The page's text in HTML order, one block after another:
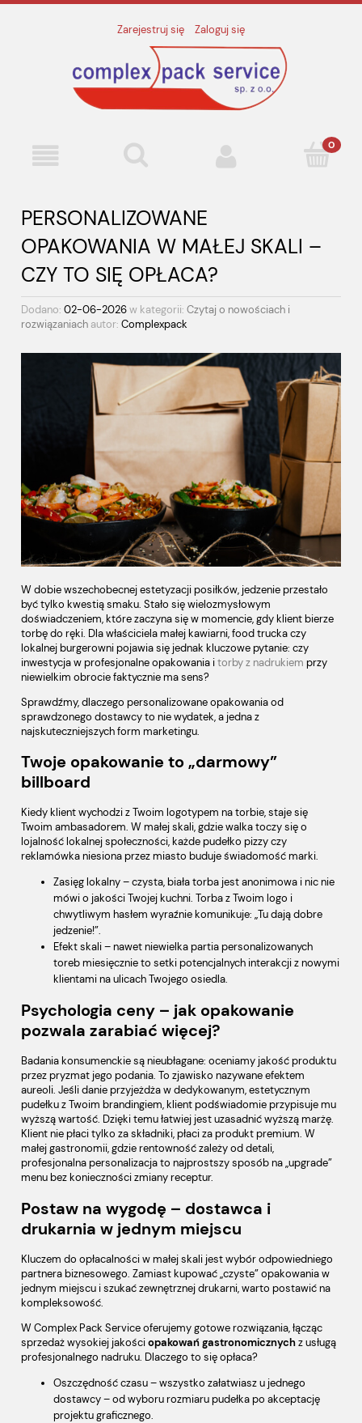
Zarejestruj się Zaloguj się
PERSONALIZOWANE
OPAKOWANIA W MAŁEJ SKALI –
CZY TO SIĘ OPŁACA?
Dodano: 02-06-2026w kategorii: Czytaj o nowościach i
rozwiązaniach autor: Complexpack
W dobie wszechobecnej estetyzacji posiłków, jedzenie przestało
być tylko kwestią smaku. Stało się wielozmysłowym
doświadczeniem, które zaczyna się w momencie, gdy klient bierze
torbę do ręki. Dla właściciela małej kawiarni, food trucka czy
lokalnej burgerowni pojawia się jednak kluczowe pytanie: czy
inwestycja w profesjonalne opakowania itorby z nadrukiem przy
niewielkim obrocie faktycznie ma sens?
Sprawdźmy, dlaczego personalizowane opakowania od
sprawdzonego dostawcy to nie wydatek, a jedna z
najskuteczniejszych form marketingu.
Twoje opakowanie to „darmowy”
billboard
Kiedy klient wychodzi z Twoim logotypem na torbie, staje się
Twoim ambasadorem. W małej skali, gdzie walka toczy się o
lojalność lokalnej społeczności, każde pudełko pizzy czy
reklamówka niesiona przez miasto buduje świadomość marki.
Zasięg lokalny – czysta, biała torba jest anonimowa i nic nie
mówi o jakości Twojej kuchni. Torba z Twoim logo i
chwytliwym hasłem wyraźnie komunikuje: „Tu dają dobre
jedzenie!”.
Efekt skali – nawet niewielka partia personalizowanych
toreb miesięcznie to setki potencjalnych interakcji z nowymi
klientami na ulicach Twojego osiedla.
Psychologia ceny – jak opakowanie
pozwala zarabiać więcej?
Badania konsumenckie są nieubłagane: oceniamy jakość produktu
przez pryzmat jego podania. To zjawisko nazywane efektem
aureoli. Jeśli danie przyjeżdża w dedykowanym, estetycznym
pudełku z Twoim brandingiem, klient podświadomie przypisuje mu
wyższą wartość. Dzięki temu łatwiej jest uzasadnić wyższą marżę.
Klient nie płaci tylko za składniki, płaci za produkt premium. W
małej gastronomii, gdzie rentowność zależy od detali,
profesjonalna personalizacja to najprostszy sposób na „upgrade”
menu bez konieczności zmiany receptur.
Postaw na wygodę – dostawca i
drukarnia w jednym miejscu
Kluczem do opłacalności w małej skali jest wybór odpowiedniego
partnera biznesowego. Zamiast kupować „czyste” opakowania w
jednym miejscu i szukać zewnętrznej drukarni, warto postawić na
kompleksowość.
W Complex Pack Service oferujemy gotowe rozwiązania, łącząc
sprzedaż wysokiej jakościopakowań gastronomicznychz usługą
profesjonalnego nadruku. Dlaczego to się opłaca?
Oszczędność czasu – wszystko załatwiasz u jednego
dostawcy – od wyboru rozmiaru pudełka po akceptację
projektu graficznego.